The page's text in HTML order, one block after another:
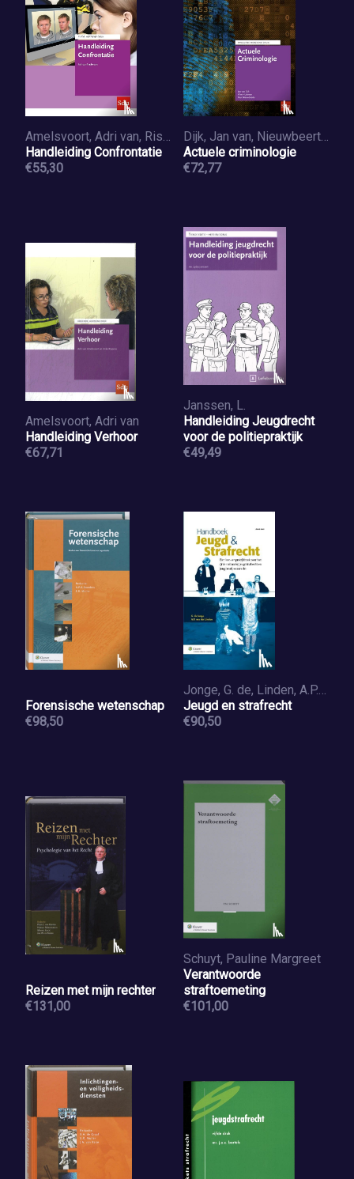
Amelsvoort, Adri van, Rispens, Imke
Handleiding Confrontatie
€55,30
Dijk, Jan van, Nieuwbeerta, Paul, Huisman, Wim
Actuele criminologie
€72,77
Amelsvoort, Adri van
Handleiding Verhoor
€67,71
Janssen, L.
Handleiding Jeugdrecht
voor de politiepraktijk
€49,49
Forensische wetenschap
€98,50
Jonge, G. de, Linden, A.P. van der
Jeugd en strafrecht
€90,50
Reizen met mijn rechter
€131,00
Schuyt, Pauline Margreet
Verantwoorde
straftoemeting
€101,00